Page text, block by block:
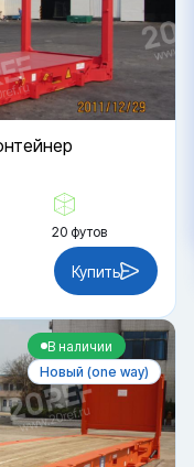
20 футов
Купить
В наличии
Новый (one way)